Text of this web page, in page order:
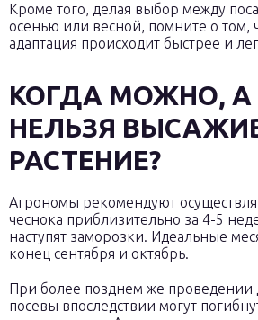
Кроме того, делая выбор между
осенью или весной, помните о том,
адаптация происходит быстрее и
КОГДА МОЖНО, А
НЕЛЬЗЯ
РАСТЕНИЕ?
Агрономы рекомендуют
чеснока приблизительно за 4-5
наступят заморозки. Идеальные
конец сентября и октябрь.
При более позднем же проведении
посевы впоследствии могут